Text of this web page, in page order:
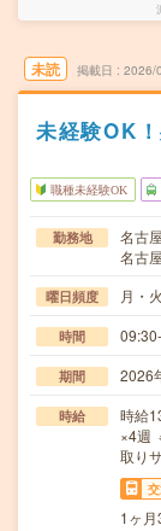
未読 掲載日 2026/
未経験OK
職種未経験OK
勤務地
名古
名古
曜日頻度 月・
時間
期間 2026
時給
時給
×4週
取り
1ヶ